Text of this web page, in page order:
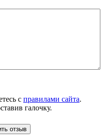
с правилами сайта.
галочку.
отзыв